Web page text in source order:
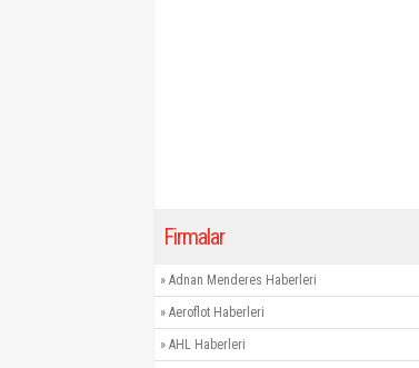
Firmalar
» Adnan Menderes Haberleri
» Aeroflot Haberleri
» AHL Haberleri